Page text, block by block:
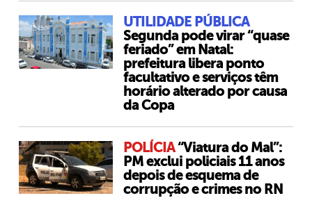
UTILIDADE PÚBLICA
Segunda pode virar “quase
feriado” em Natal:
prefeitura libera ponto
facultativo e serviços têm
horário alterado por causa
da Copa
POLÍCIA“Viatura do Mal”:
PM exclui policiais 11 anos
depois de esquema de
corrupção e crimes no RN